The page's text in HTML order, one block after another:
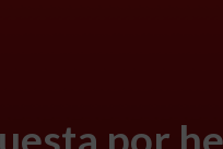
por